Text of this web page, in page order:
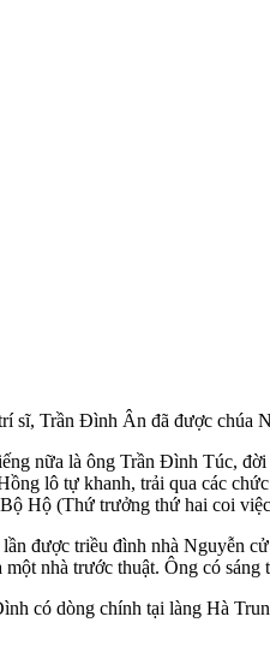
sĩ, Trần Đình Ân đã được chúa
nữa là ông Trần Đình Túc,
lô tự khanh, trải qua các
Hộ (Thứ trưởng thứ hai coi
được triều đình nhà Nguyễn
nhà trước thuật. Ông có sáng
có dòng chính tại làng Hà